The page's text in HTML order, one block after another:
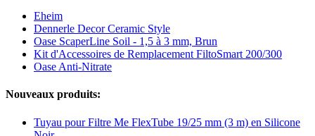
Eheim
Dennerle Decor Ceramic Style
Oase ScaperLine Soil - 1,5 à 3 mm, Brun
Kit d'Accessoires de Remplacement FiltoSmart 200/300
Oase Anti-Nitrate
Nouveaux produits:
Tuyau pour Filtre Me FlexTube 19/25 mm (3 m) en Silicone